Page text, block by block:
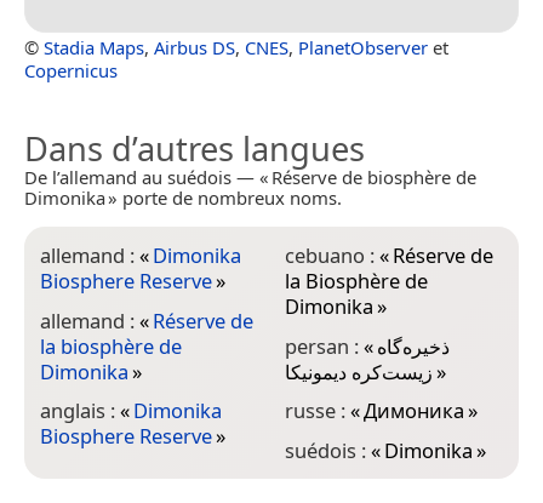
© Stadia Maps, Airbus DS, CNES, PlanetObserver et
Copernicus
Dans d’autres langues
De l’allemand au suédois — « Réserve de biosphère de
Dimonika » porte de nombreux noms.
allemand :«Dimonika
Biosphere Reserve»
allemand :«Réserve de
la biosphère de
Dimonika»
anglais :«Dimonika
Biosphere Reserve»
cebuano :«Réserve de
la Biosphère de
Dimonika»
persan :«ذخیره‌گاه
زیست‌کره دیمونیکا»
russe :«Димоника»
suédois :«Dimonika»